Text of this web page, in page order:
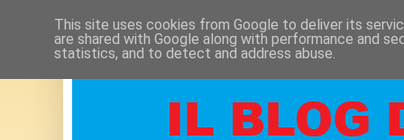
This site uses cookies from Google to deliver its
are shared with Google along with performance and
statistics, and to detect and address abuse.